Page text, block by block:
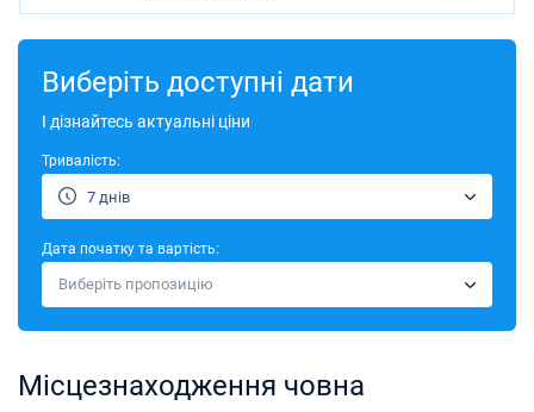
05/09/2026 - 12/09/2026
12/09/2026 - 19/09/2026
€3540
10/10/2026 - 17/10/2026
Забронюйте цю яхту
17/10/2026 - 24/10/2026
Виберіть доступні дати
І дізнайтесь актуальні ціни
Тривалість:
7 днів
Дата початку та вартість:
Виберіть пропозицію
Місцезнаходження човна